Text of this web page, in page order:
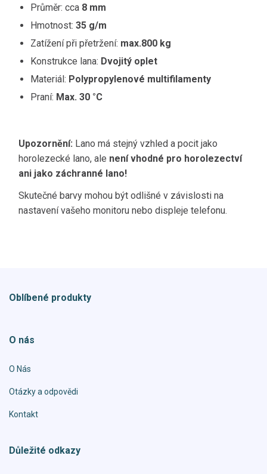
Průměr: cca 8 mm
Hmotnost: 35 g/m
Zatížení při přetržení: max.800 kg
Konstrukce lana: Dvojitý oplet
Materiál: Polypropylenové multifilamenty
Praní: Max. 30 °C
Upozornění: Lano má stejný vzhled a pocit jako
horolezecké lano, ale není vhodné pro horolezectví
ani jako záchranné lano!
Skutečné barvy mohou být odlišné v závislosti na
nastavení vašeho monitoru nebo displeje telefonu.
Oblíbené produkty
O nás
O Nás
Otázky a odpovědi
Kontakt
Důležité odkazy